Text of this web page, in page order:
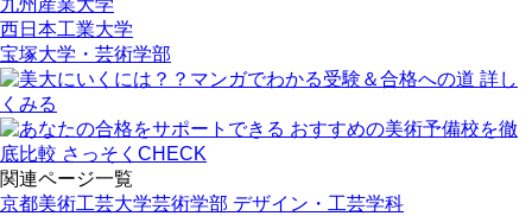
九州産業大学
西日本工業大学
宝塚大学・芸術学部
関連ページ一覧
京都美術工芸大学芸術学部 デザイン・工芸学科